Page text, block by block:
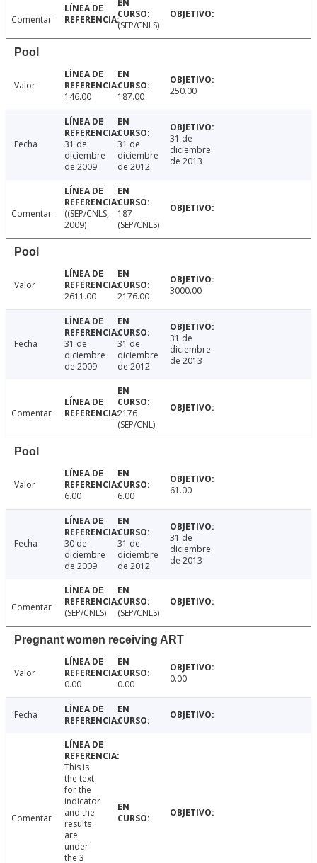
Comentar (SEP/CNLS)
Pool
Valor
146.00
187.00 250.00
Fecha
31 de
diciembre
de 2009
31 de
diciembre
de 2012
31 de
diciembre
de 2013
Comentar
((SEP/CNLS,
2009)
187
(SEP/CNLS)
Pool
Valor
2611.00
2176.00 3000.00
Fecha
31 de
diciembre
de 2009
31 de
diciembre
de 2012
31 de
diciembre
de 2013
Comentar
2176
(SEP/CNL)
Pool
Valor
6.00
6.00 61.00
Fecha
30 de
diciembre
de 2009
31 de
diciembre
de 2012
31 de
diciembre
de 2013
Comentar (SEP/CNLS) (SEP/CNLS)
Pregnant women receiving ART
Valor
0.00
0.00 0.00
Fecha
Comentar
This is
the text
for the
indicator
and the
results
are
under
the 3